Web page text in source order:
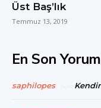
Üst Baş’lık
Temmuz 13, 2019
En Son
saphilopes